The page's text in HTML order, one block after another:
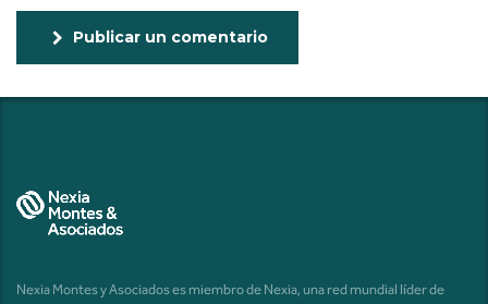
Publicar un comentario
Nexia Montes y Asociados es miembro de Nexia, una red mundial líder de